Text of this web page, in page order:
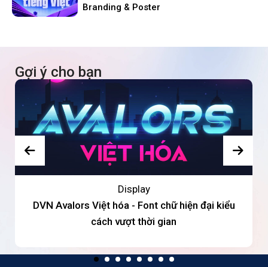
Branding & Poster
Gợi ý cho bạn
Display
DVN Avalors Việt hóa - Font chữ hiện đại kiểu
cách vượt thời gian